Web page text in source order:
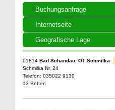
Buchungsanfrage
Internetseite
Geografische Lage
01814 Bad Schandau, OT Schmilka
Schmilka Nr. 24
Telefon: 035022 9130
13 Betten